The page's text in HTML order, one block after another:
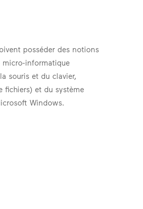
posséder des notions
micro-informatique
souris et du clavier,
fichiers) et du système
Windows.